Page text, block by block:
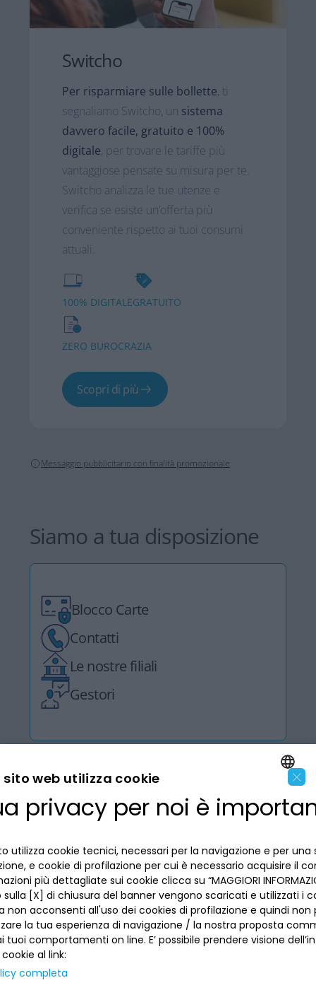
Switcho​
Per risparmiare sulle bollette, ti
segnaliamo Switcho, un sistema
davvero facile, gratuito e 100%
digitale, per trovare le tariffe più
vantaggiose pensate su misura per te.​
Switcho analizza le tue utenze e
verifica se esiste un’offerta più
conveniente rispetto ai tuoi consumi
attuali.
100% DIGITALEGRATUITO
ZERO BUROCRAZIA
Scopri di più
Messaggio pubblicitario con finalità promozionale
Siamo a tua disposizione
Blocco Carte
Contatti
Le nostre filiali
Gestori
LA BANCA
Dove siamo
Lavora con noi
Reclami
Numeri utili
INFORMAZIONI PER IL CLIENTE
Privacy
La tua scelta sui cookies
Informativa al pubblico
Sepa
Sicurezza
ACCESSIBILITÀ E APP
SEGUICI SUI SOCIAL
ENGLISH
×
sito web utilizza cookie
privacy per noi è
utilizza cookie tecnici, necessari per la navigazione e per una
e cookie di profilazione per cui è necessario acquisire il
più dettagliate sui cookie clicca su “MAGGIORI
[X] di chiusura del banner vengono scaricati e utilizzati i
non acconsenti all'uso dei cookies di profilazione e quindi non
la tua esperienza di navigazione / la nostra proposta
tuoi comportamenti on line. E’ possibile prendere visione
al link:
completa